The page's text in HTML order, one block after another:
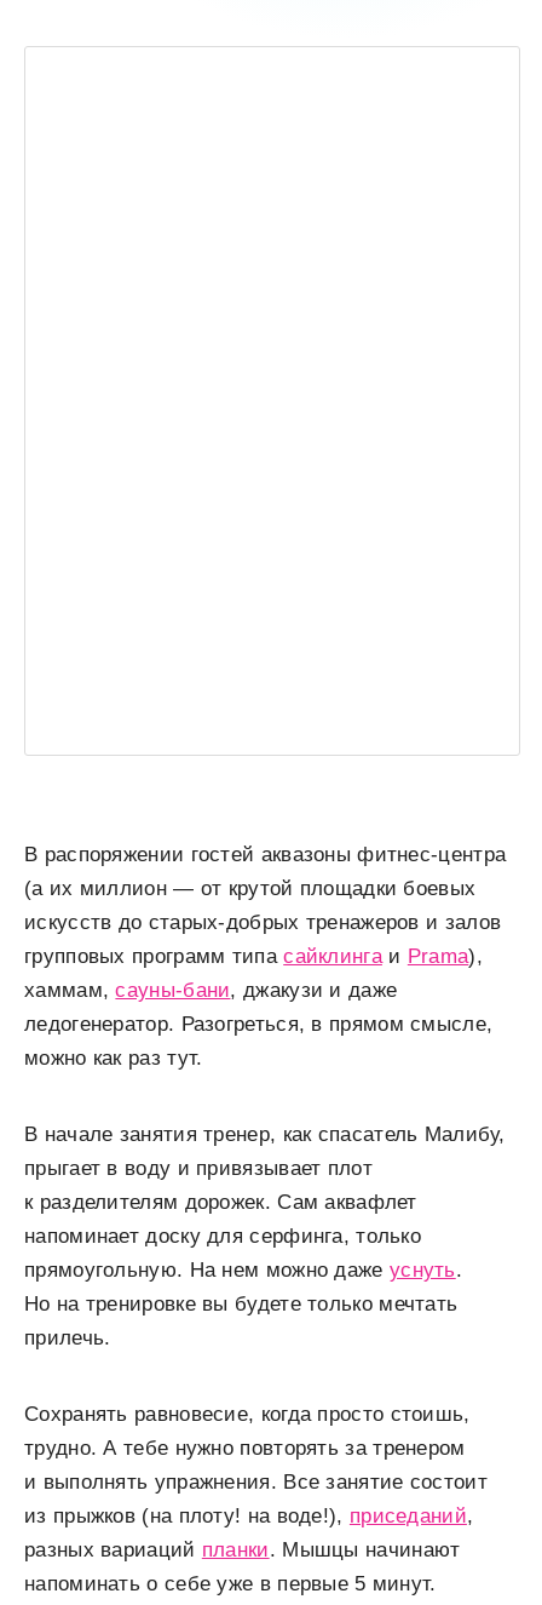
В распоряжении гостей аквазоны фитнес-центра
(а их миллион — от крутой площадки боевых
искусств до старых-добрых тренажеров и залов
групповых программ типасайклингаи Prama),
хаммам,сауны-бани, джакузи и даже
ледогенератор. Разогреться, в прямом смысле,
можно как раз тут.
В начале занятия тренер, как спасатель Малибу,
прыгает в воду и привязывает плот
к разделителям дорожек. Сам аквафлет
напоминает доску для серфинга, только
прямоугольную. На нем можно даже уснуть.
Но на тренировке вы будете только мечтать
прилечь.
Сохранять равновесие, когда просто стоишь,
трудно. А тебе нужно повторять за тренером
и выполнять упражнения. Все занятие состоит
из прыжков (на плоту! на воде!), приседаний,
разных вариаций планки. Мышцы начинают
напоминать о себе уже в первые 5 минут.